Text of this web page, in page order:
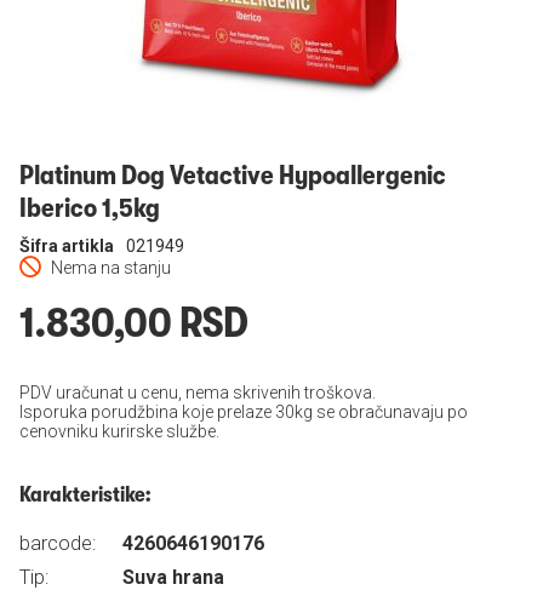
Platinum Dog Vetactive Hypoallergenic
Iberico 1,5kg
Nema na stanju
Šifra artikla 021949
1.830,00 RSD
PDV uračunat u cenu, nema skrivenih troškova.
Isporuka porudžbina koje prelaze 30kg se obračunavaju po
cenovniku kurirske službe.
Karakteristike:
barcode:
4260646190176
Tip:
Suva hrana